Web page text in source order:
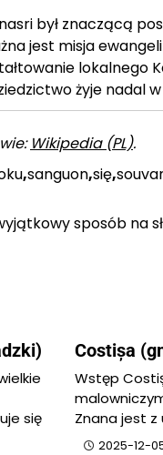
był znaczącą
jest misja
żyje nadal
Wikipedia (PL).
,sanguon,się,
sposób na
się
Costișa
Wstęp
Znana jest z
2025-12-